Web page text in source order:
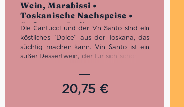
Wein, Marabissi •
Toskanische Nachspeise •
Süßes aus Italien
Die Cantucci und der Vn Santo sind ein
köstliches “Dolce” aus der Toskana, das
süchtig machen kann. Vin Santo ist ein
süßer Dessertwein, der für sich schon ein
harten Cantuccini (Mandelplätzchen)
wird es zu einer traditionellen
Delikatesse. Ideal auch als Geschenk.
20,75 €